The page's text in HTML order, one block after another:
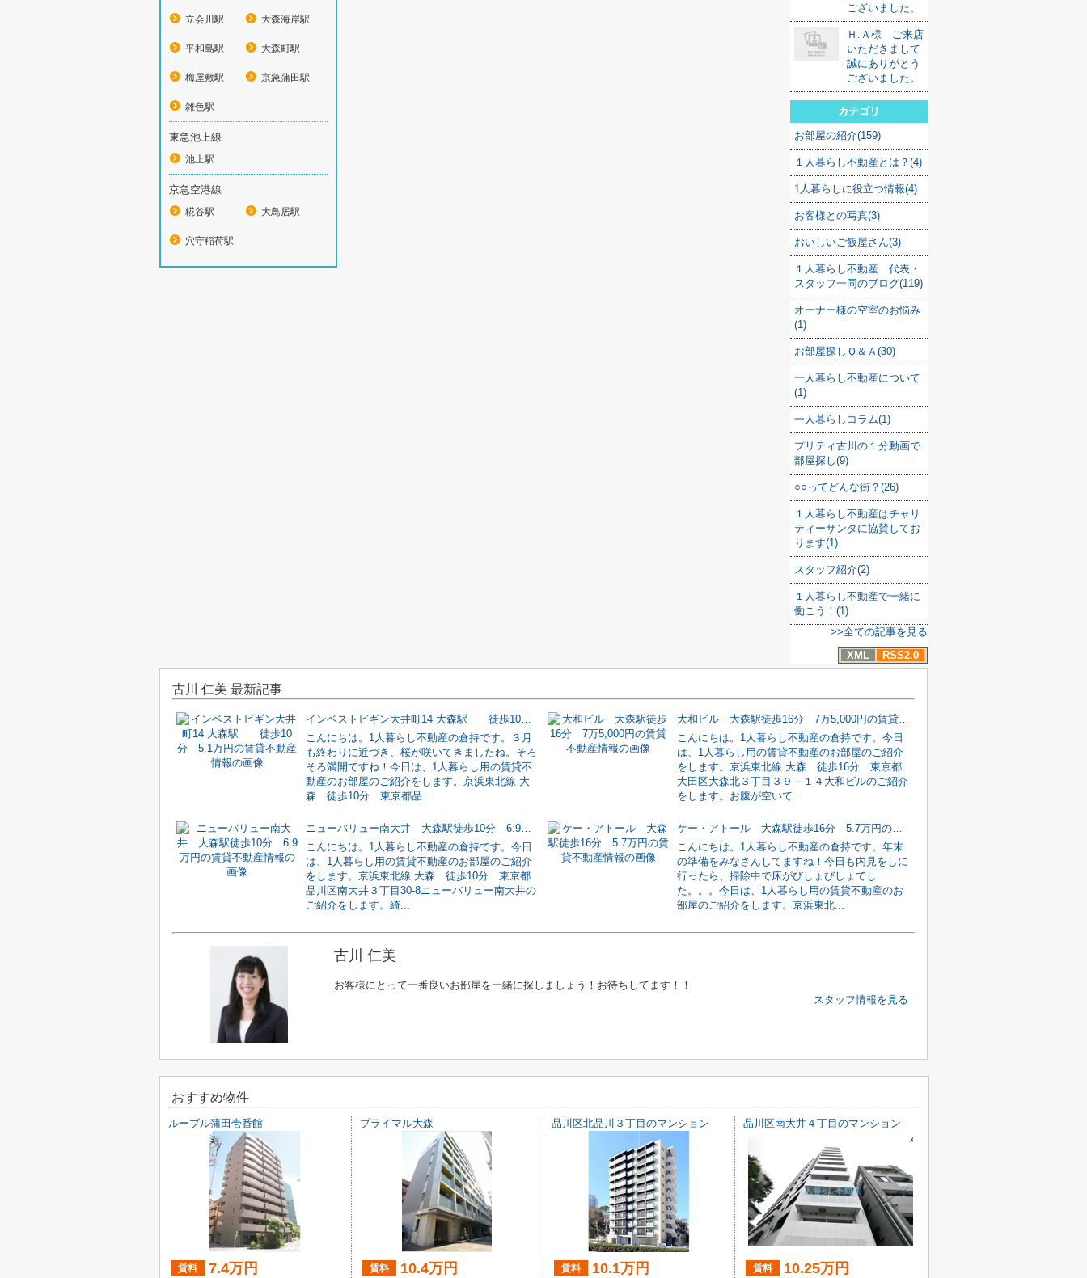
ございました。
Ｈ.Ａ様 ご来店
いただきまして
誠にありがとう
ございました。
カテゴリ
お部屋の紹介(159)
１人暮らし不動産とは？(4)
1人暮らしに役立つ情報(4)
お客様との写真(3)
おいしいご飯屋さん(3)
１人暮らし不動産 代表・
スタッフ一同のブログ(119)
オーナー様の空室のお悩み
(1)
お部屋探しＱ＆Ａ(30)
一人暮らし不動産について
(1)
一人暮らしコラム(1)
プリティ古川の１分動画で
部屋探し(9)
○○ってどんな街？(26)
１人暮らし不動産はチャリ
ティーサンタに協賛してお
ります(1)
スタッフ紹介(2)
１人暮らし不動産で一緒に
働こう！(1)
>>全ての記事を見る
XML
RSS2.0
立会川駅 大森海岸駅
平和島駅 大森町駅
梅屋敷駅 京急蒲田駅
雑色駅
東急池上線
池上駅
京急空港線
糀谷駅 大鳥居駅
穴守稲荷駅
古川 仁美 最新記事
インベストビギン大井町14 大森駅 徒歩10分 5.1万円の賃貸不動産情報
こんにちは。1人暮らし不動産の倉持です。３月
も終わりに近づき、桜が咲いてきましたね。そろ
そろ満開ですね！今日は、1人暮らし用の賃貸不
動産のお部屋のご紹介をします。京浜東北線 大
森 徒歩10分 東京都品...
大和ビル 大森駅徒歩16分 7万5,000円の賃貸不動産情報
こんにちは。1人暮らし不動産の倉持です。今日
は、1人暮らし用の賃貸不動産のお部屋のご紹介
をします。京浜東北線 大森 徒歩16分 東京都
大田区大森北３丁目３９－１４大和ビルのご紹介
をします。お腹が空いて...
ニューバリュー南大井 大森駅徒歩10分 6.9万円の賃貸不動産情報
こんにちは。1人暮らし不動産の倉持です。今日
は、1人暮らし用の賃貸不動産のお部屋のご紹介
をします。京浜東北線 大森 徒歩10分 東京都
品川区南大井３丁目30-8ニューバリュー南大井の
ご紹介をします。綺...
ケー・アトール 大森駅徒歩16分 5.7万円の賃貸不動産情報
こんにちは。1人暮らし不動産の倉持です。年末
の準備をみなさんしてますね！今日も内見をしに
行ったら、掃除中で床がびしょびしょでし
た。。。今日は、1人暮らし用の賃貸不動産のお
部屋のご紹介をします。京浜東北...
古川 仁美
お客様にとって一番良いお部屋を一緒に探しましょう！お待ちしてます！！
スタッフ情報を見る
おすすめ物件
ルーブル蒲田壱番館
賃料 7.4万円
プライマル大森
賃料 10.4万円
品川区北品川３丁目のマンション
賃料 10.1万円
品川区南大井４丁目のマンション
賃料 10.25万円